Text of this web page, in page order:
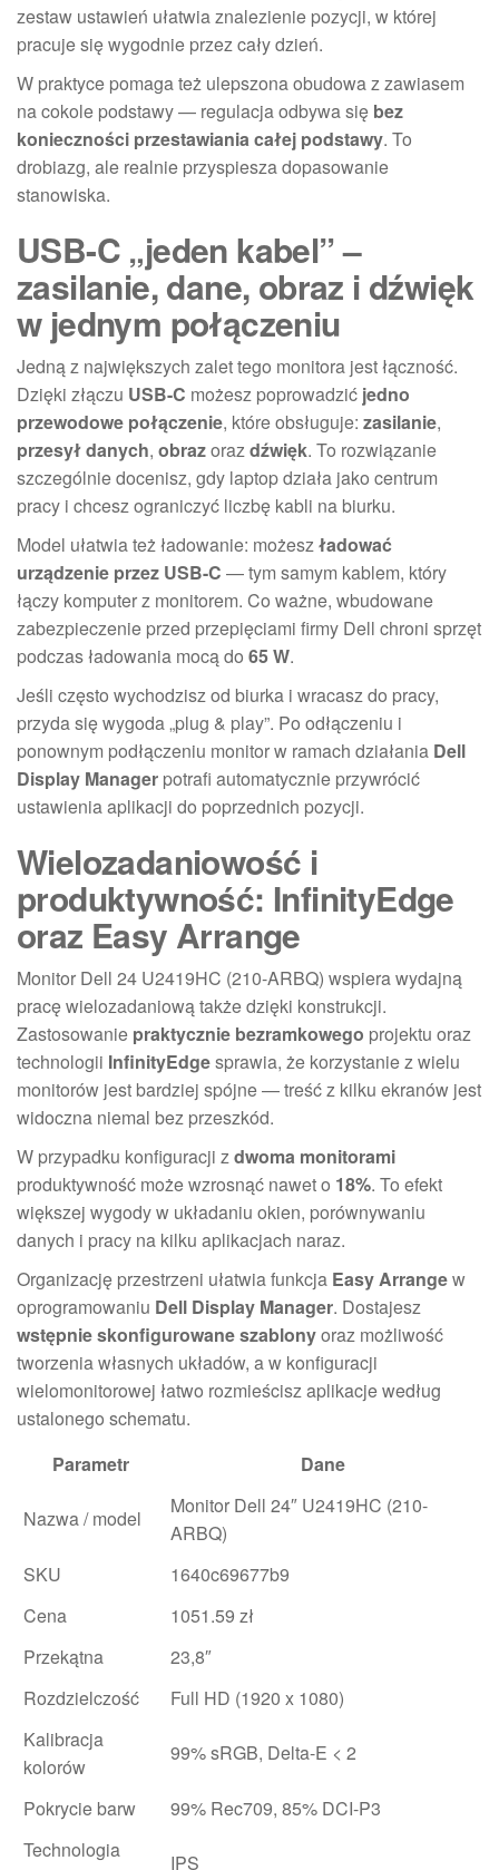
zestaw ustawień ułatwia znalezienie pozycji, w której
pracuje się wygodnie przez cały dzień.
W praktyce pomaga też ulepszona obudowa z zawiasem
na cokole podstawy — regulacja odbywa się bez
konieczności przestawiania całej podstawy. To
drobiazg, ale realnie przyspiesza dopasowanie
stanowiska.
USB-C „jeden kabel” –
zasilanie, dane, obraz i dźwięk
w jednym połączeniu
Jedną z największych zalet tego monitora jest łączność.
Dzięki złączu USB-C możesz poprowadzić jedno
przewodowe połączenie, które obsługuje: zasilanie,
przesył danych, obrazorazdźwięk. To rozwiązanie
szczególnie docenisz, gdy laptop działa jako centrum
pracy i chcesz ograniczyć liczbę kabli na biurku.
Model ułatwia też ładowanie: możeszładować
urządzenie przez USB-C — tym samym kablem, który
łączy komputer z monitorem. Co ważne, wbudowane
zabezpieczenie przed przepięciami firmy Dell chroni sprzęt
podczas ładowania mocą do 65 W.
Jeśli często wychodzisz od biurka i wracasz do pracy,
przyda się wygoda „plug & play”. Po odłączeniu i
ponownym podłączeniu monitor w ramach działania Dell
Display Manager potrafi automatycznie przywrócić
ustawienia aplikacji do poprzednich pozycji.
Wielozadaniowość i
produktywność: InfinityEdge
oraz Easy Arrange
Monitor Dell 24 U2419HC (210-ARBQ) wspiera wydajną
pracę wielozadaniową także dzięki konstrukcji.
Zastosowanie praktycznie bezramkowego projektu oraz
technologii InfinityEdgesprawia, że korzystanie z wielu
monitorów jest bardziej spójne — treść z kilku ekranów jest
widoczna niemal bez przeszkód.
W przypadku konfiguracji zdwoma monitorami
produktywność może wzrosnąć nawet o 18%. To efekt
większej wygody w układaniu okien, porównywaniu
danych i pracy na kilku aplikacjach naraz.
Organizację przestrzeni ułatwia funkcja Easy Arrangew
oprogramowaniu Dell Display Manager. Dostajesz
wstępnie skonfigurowane szablonyoraz możliwość
tworzenia własnych układów, a w konfiguracji
wielomonitorowej łatwo rozmieścisz aplikacje według
ustalonego schematu.
Parametr
Dane
Nazwa / model
Monitor Dell 24″ U2419HC (210-
ARBQ)
SKU
1640c69677b9
Cena
1051.59 zł
Przekątna
23,8″
Rozdzielczość
Full HD (1920 x 1080)
Kalibracja
kolorów
99% sRGB, Delta-E < 2
Pokrycie barw
99% Rec709, 85% DCI-P3
Technologia
IPS